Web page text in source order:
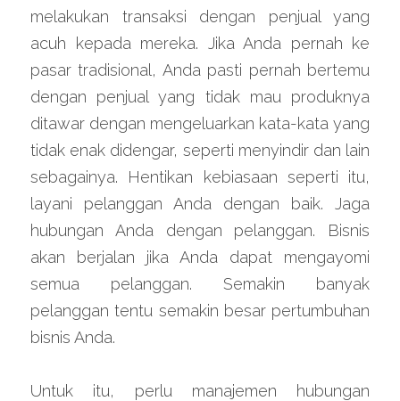
melakukan transaksi dengan penjual yang
acuh kepada mereka. Jika Anda pernah ke
pasar tradisional, Anda pasti pernah bertemu
dengan penjual yang tidak mau produknya
ditawar dengan mengeluarkan kata-kata yang
tidak enak didengar, seperti menyindir dan lain
sebagainya. Hentikan kebiasaan seperti itu,
layani pelanggan Anda dengan baik. Jaga
hubungan Anda dengan pelanggan. Bisnis
akan berjalan jika Anda dapat mengayomi
semua pelanggan. Semakin banyak
pelanggan tentu semakin besar pertumbuhan
bisnis Anda.
Untuk itu, perlu manajemen hubungan